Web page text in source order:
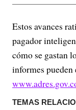
Estos avances
pagador
cómo se gastan
informes pueden
TEMAS